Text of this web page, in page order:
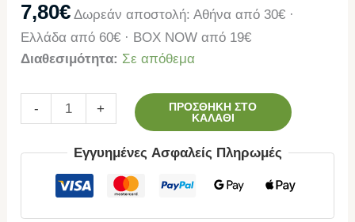
7,80€ Δωρεάν αποστολή: Αθήνα από 30€ ·
Ελλάδα από 60€ · BOX NOW από 19€
Διαθεσιμότητα: Σε απόθεμα
- +
ΠΡΟΣΘΉΚΗ ΣΤΟ
ΚΑΛΆΘΙ
Εγγυημένες Ασφαλείς Πληρωμές